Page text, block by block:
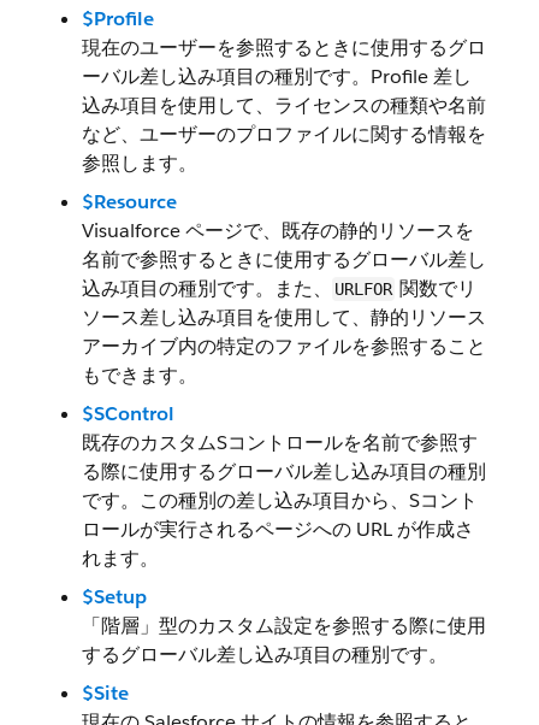
$Profile
現在のユーザーを参照するときに使用するグロ
ーバル差し込み項目の種別です。Profile 差し
込み項目を使用して、ライセンスの種類や名前
など、ユーザーのプロファイルに関する情報を
参照します。
$Resource
Visualforce ページで、既存の静的リソースを
名前で参照するときに使用するグローバル差し
込み項目の種別です。また、
URLFOR 関数でリ
ソース差し込み項目を使用して、静的リソース
アーカイブ内の特定のファイルを参照すること
もできます。
$SControl
既存のカスタムSコントロールを名前で参照す
る際に使用するグローバル差し込み項目の種別
です。この種別の差し込み項目から、Sコント
ロールが実行されるページへの URL が作成さ
れます。
$Setup
「階層」型のカスタム設定を参照する際に使用
するグローバル差し込み項目の種別です。
$Site